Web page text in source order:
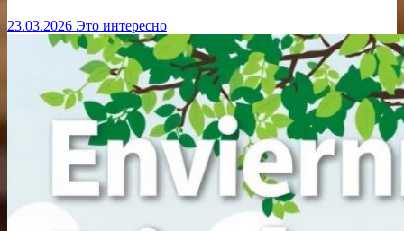
23.03.2026 Это интересно